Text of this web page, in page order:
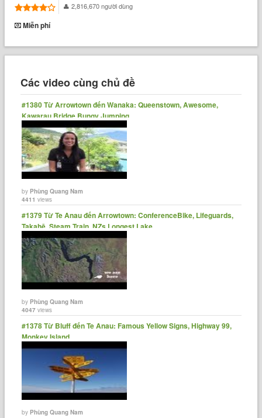
2,816,670 người dùng
Miễn phí
Các video cùng chủ đề
#1380 Từ Arrowtown đến Wanaka: Queenstown, Awesome,
Kawarau Bridge Bungy Jumping
byPhùng Quang Nam
4411 views
#1379 Từ Te Anau đến Arrowtown: ConferenceBike, Lifeguards,
Takahē, Steam Train, NZs Longest Lake
byPhùng Quang Nam
4047 views
#1378 Từ Bluff đến Te Anau: Famous Yellow Signs, Highway 99,
Monkey Island
byPhùng Quang Nam